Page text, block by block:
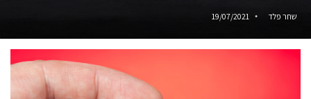
שחר פלד 19/07/2021